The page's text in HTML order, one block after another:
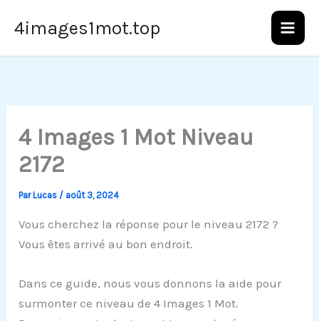
4images1mot.top
4 Images 1 Mot Niveau
2172
ParLucas / août 3, 2024
Vous cherchez la réponse pour le niveau 2172 ?
Vous êtes arrivé au bon endroit.
Dans ce guide, nous vous donnons la aide pour
surmonter ce niveau de 4 Images 1 Mot.